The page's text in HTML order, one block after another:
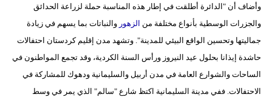
وأضاف أن "الدائرة أطلقت في إطار هذه المناسبة حملة لزراعة الحدائق
والجزرات الوسطية بأنواع مختلفة من الزهوروالنباتات بما يسهم في زيادة
جماليتها وتحسين الواقع البيئي للمدينة". وتشهد مدن إقليم كردستان احتفالات
حاشدة إيذانا بحلول عيد النيروز ورأس السنة الكردية، وقد تجمع المواطنون في
الساحات والشوارع العامة في مدن أربيل والسليمانية ودهوك للمشاركة في
الاحتفالات. ففي مدينة السليمانية اكتظ شارع "سالم" الذي يمر في وسط